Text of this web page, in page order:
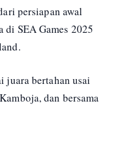
persiapan awal
di SEA Games 2025
juara bertahan usai
dan bersama